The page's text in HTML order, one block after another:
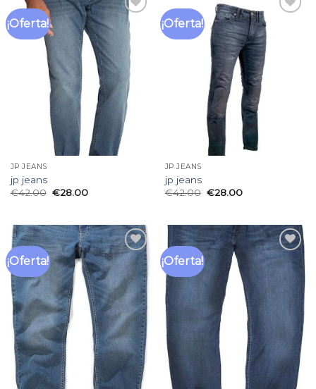
¡Oferta!
Añadir
a la
lista
de
deseos
JP JEANS
jp jeans
€42.00 €28.00
¡Oferta!
JP JEANS
jp jeans
€42.00 €28.00
¡Oferta!
Añadir
a la
lista
de
deseos
¡Oferta!
Añadir